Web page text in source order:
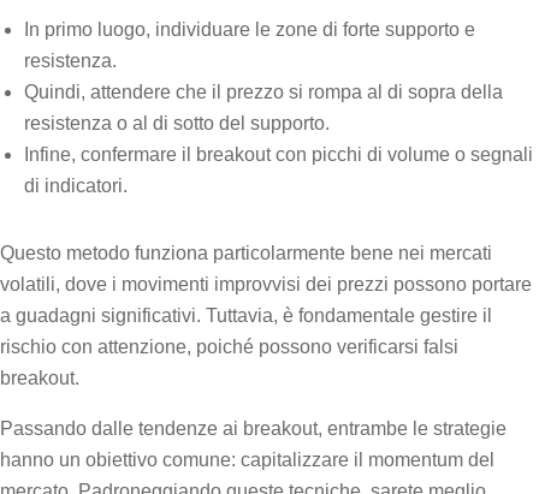
In primo luogo, individuare le zone di forte supporto e
resistenza.
Quindi, attendere che il prezzo si rompa al di sopra della
resistenza o al di sotto del supporto.
Infine, confermare il breakout con picchi di volume o segnali
di indicatori.
Questo metodo funziona particolarmente bene nei mercati
volatili, dove i movimenti improvvisi dei prezzi possono portare
a guadagni significativi. Tuttavia, è fondamentale gestire il
rischio con attenzione, poiché possono verificarsi falsi
breakout.
Passando dalle tendenze ai breakout, entrambe le strategie
hanno un obiettivo comune: capitalizzare il momentum del